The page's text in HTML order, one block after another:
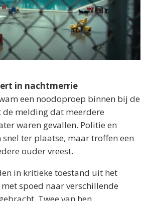
in nachtmerrie
een noodoproep binnen bij de
melding dat meerdere
waren gevallen. Politie en
ter plaatse, maar troffen een
ouder vreest.
in kritieke toestand uit het
spoed naar verschillende
Twee van hen